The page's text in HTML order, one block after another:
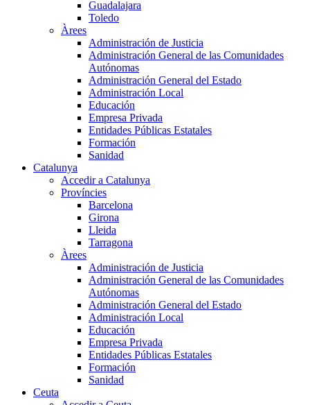
Guadalajara
Toledo
Àrees
Administración de Justicia
Administración General de las Comunidades
Autónomas
Administración General del Estado
Administración Local
Educación
Empresa Privada
Entidades Públicas Estatales
Formación
Sanidad
Catalunya
Accedir a Catalunya
Províncies
Barcelona
Girona
Lleida
Tarragona
Àrees
Administración de Justicia
Administración General de las Comunidades
Autónomas
Administración General del Estado
Administración Local
Educación
Empresa Privada
Entidades Públicas Estatales
Formación
Sanidad
Ceuta